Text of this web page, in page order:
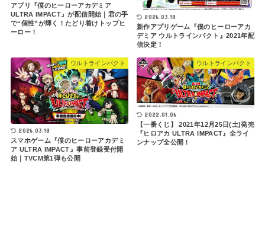
アプリ『僕のヒーローアカデミア
ULTRA IMPACT』が配信開始｜君の手
で“個性”が輝く！たどり着けトップヒ
ーロー！
2026.03.18
新作アプリゲーム『僕のヒーローアカ
デミア ウルトラインパクト』2021年配
信決定！
ウルトラインパクト
2026.03.18
スマホゲーム『僕のヒーローアカデミ
ア ULTRA IMPACT』事前登録受付開
始｜TVCM第1弾も公開
ウルトラインパクト
2022.01.06
【一番くじ】 2021年12月25日(土)発売
『ヒロアカ ULTRA IMPACT』全ライ
ンナップ全公開！